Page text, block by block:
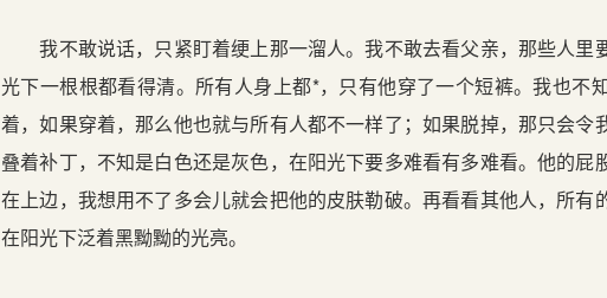
我不敢说话，只紧盯着绠上那一溜人。我不敢去看父亲，那些人里
光下一根根都看得清。所有人身上都*，只有他穿了一个短裤。我也不
着，如果穿着，那么他也就与所有人都不一样了；如果脱掉，那只会令
叠着补丁，不知是白色还是灰色，在阳光下要多难看有多难看。他的屁
在上边，我想用不了多会儿就会把他的皮肤勒破。再看看其他人，所有
在阳光下泛着黑黝黝的光亮。